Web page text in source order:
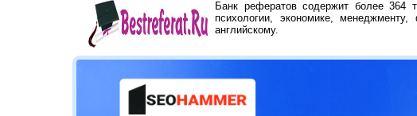
Банк рефератов содержит более 364
психологии, экономике,
английскому.